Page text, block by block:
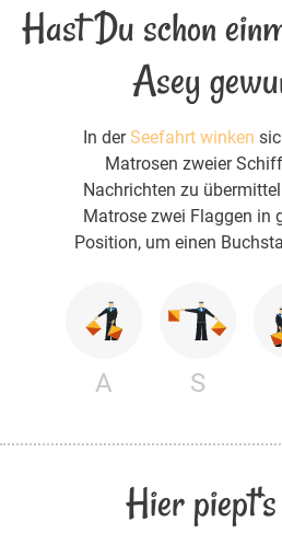
Hast Du schon
Asey
In derSeefahrt winken
Matrosen zweier
Nachrichten zu
Matrose zwei Flaggen in
Position, um einen
A S
Hier